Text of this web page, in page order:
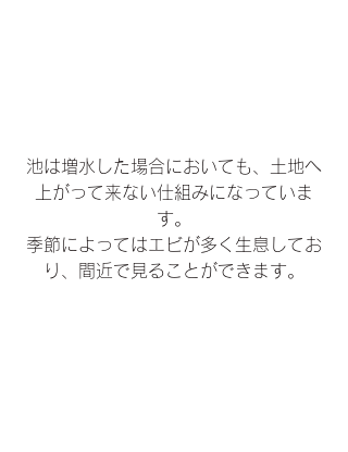
池は増水した場合においても、土地へ
上がって来ない仕組みになっていま
す。
季節によってはエビが多く生息してお
り、間近で見ることができます。